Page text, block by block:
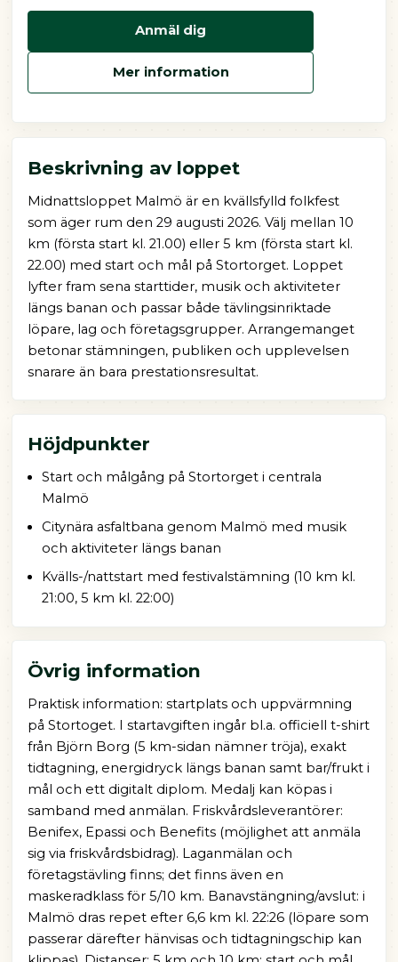
Anmäl dig
Mer information
Beskrivning av loppet
Midnattsloppet Malmö är en kvällsfylld folkfest
som äger rum den 29 augusti 2026. Välj mellan 10
km (första start kl. 21.00) eller 5 km (första start kl.
22.00) med start och mål på Stortorget. Loppet
lyfter fram sena starttider, musik och aktiviteter
längs banan och passar både tävlingsinriktade
löpare, lag och företagsgrupper. Arrangemanget
betonar stämningen, publiken och upplevelsen
snarare än bara prestationsresultat.
Höjdpunkter
Start och målgång på Stortorget i centrala
Malmö
Citynära asfaltbana genom Malmö med musik
och aktiviteter längs banan
Kvälls-/nattstart med festivalstämning (10 km kl.
21:00, 5 km kl. 22:00)
Övrig information
Praktisk information: startplats och uppvärmning
på Stortoget. I startavgiften ingår bl.a. officiell t-shirt
från Björn Borg (5 km-sidan nämner tröja), exakt
tidtagning, energidryck längs banan samt bar/frukt i
mål och ett digitalt diplom. Medalj kan köpas i
samband med anmälan. Friskvårdsleverantörer:
Benifex, Epassi och Benefits (möjlighet att anmäla
sig via friskvårdsbidrag). Laganmälan och
företagstävling finns; det finns även en
maskeradklass för 5/10 km. Banavstängning/avslut: i
Malmö dras repet efter 6,6 km kl. 22:26 (löpare som
passerar därefter hänvisas och tidtagningschip kan